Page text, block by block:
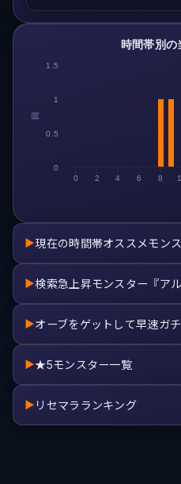
回
時間帯別の
0 2 4 6 8
0
0.5
1
1.5
▶現在の時間帯オススメモン
▶検索急上昇モンスター『アル
▶オーブをゲットして早速ガチ
▶★5モンスター一覧
▶ リセマラランキング